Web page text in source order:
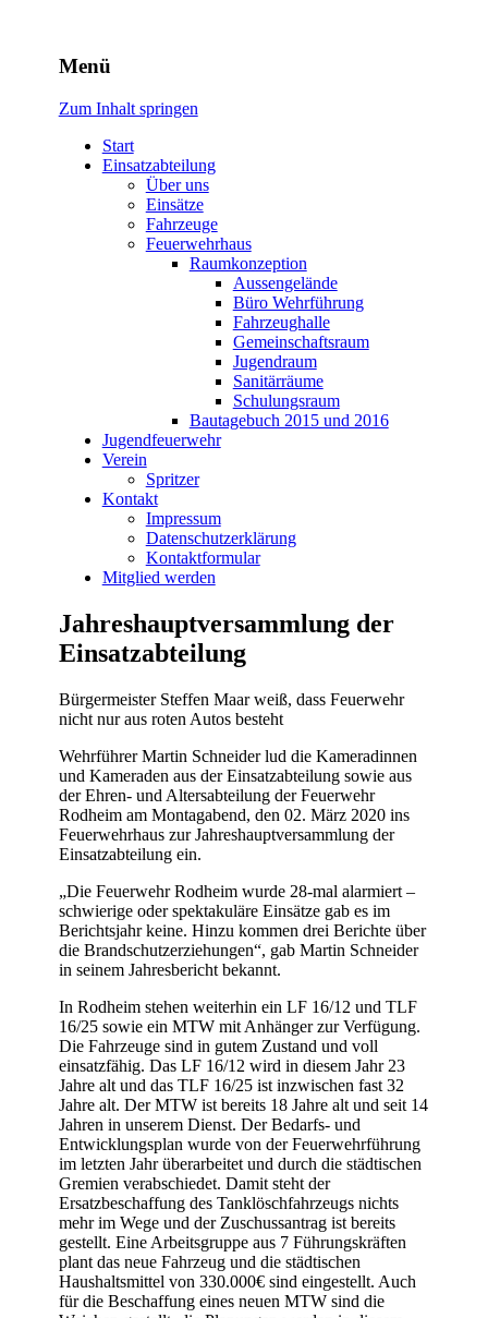
Freiwillige Feuerwehr
Rodheim v.d.H.
Menü
Zum Inhalt springen
Start
Einsatzabteilung
Über uns
Einsätze
Fahrzeuge
Feuerwehrhaus
Raumkonzeption
Aussengelände
Büro Wehrführung
Fahrzeughalle
Gemeinschaftsraum
Jugendraum
Sanitärräume
Schulungsraum
Bautagebuch 2015 und 2016
Jugendfeuerwehr
Verein
Spritzer
Kontakt
Impressum
Datenschutzerklärung
Kontaktformular
Mitglied werden
Jahreshauptversammlung der
Einsatzabteilung
Bürgermeister Steffen Maar weiß, dass Feuerwehr
nicht nur aus roten Autos besteht
Wehrführer Martin Schneider lud die Kameradinnen
und Kameraden aus der Einsatzabteilung sowie aus
der Ehren- und Altersabteilung der Feuerwehr
Rodheim am Montagabend, den 02. März 2020 ins
Feuerwehrhaus zur Jahreshauptversammlung der
Einsatzabteilung ein.
„Die Feuerwehr Rodheim wurde 28-mal alarmiert –
schwierige oder spektakuläre Einsätze gab es im
Berichtsjahr keine. Hinzu kommen drei Berichte über
die Brandschutzerziehungen“, gab Martin Schneider
in seinem Jahresbericht bekannt.
In Rodheim stehen weiterhin ein LF 16/12 und TLF
16/25 sowie ein MTW mit Anhänger zur Verfügung.
Die Fahrzeuge sind in gutem Zustand und voll
einsatzfähig. Das LF 16/12 wird in diesem Jahr 23
Jahre alt und das TLF 16/25 ist inzwischen fast 32
Jahre alt. Der MTW ist bereits 18 Jahre alt und seit 14
Jahren in unserem Dienst. Der Bedarfs- und
Entwicklungsplan wurde von der Feuerwehrführung
im letzten Jahr überarbeitet und durch die städtischen
Gremien verabschiedet. Damit steht der
Ersatzbeschaffung des Tanklöschfahrzeugs nichts
mehr im Wege und der Zuschussantrag ist bereits
gestellt. Eine Arbeitsgruppe aus 7 Führungskräften
plant das neue Fahrzeug und die städtischen
Haushaltsmittel von 330.000€ sind eingestellt. Auch
für die Beschaffung eines neuen MTW sind die